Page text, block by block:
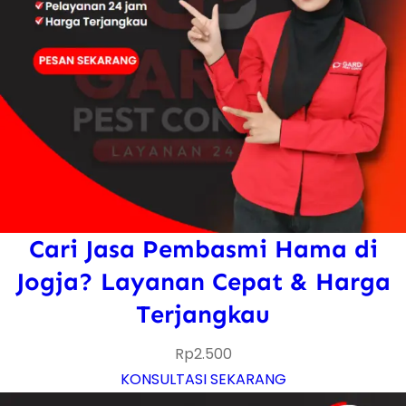
Cari Jasa Pembasmi Hama di
Jogja? Layanan Cepat & Harga
Terjangkau
Rp2.500
KONSULTASI SEKARANG